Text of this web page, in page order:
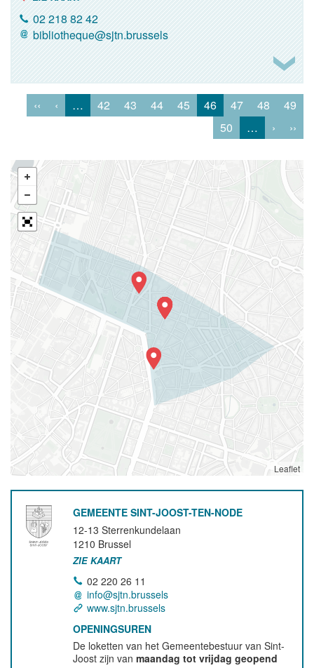
02 218 82 42
bibliotheque@sjtn.brussels
‹‹ ‹ … 42 43 44 45 46 47 48
49
50
… › ››
Leaflet
GEMEENTE SINT-JOOST-TEN-NODE
12-13 Sterrenkundelaan
1210 Brussel
ZIE KAART
02 220 26 11
info@sjtn.brussels
www.sjtn.brussels
OPENINGSUREN
De loketten van het Gemeentebestuur van Sint-
Joost zijn vanmaandag tot vrijdag geopend